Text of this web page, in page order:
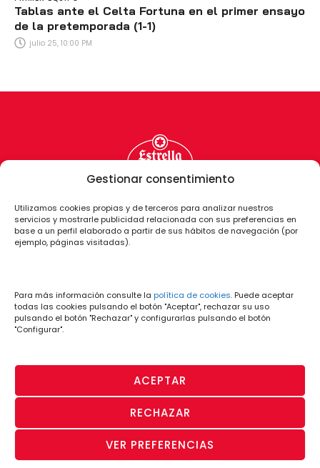
Gestionar consentimiento
Utilizamos cookies propias y de terceros para analizar nuestros
servicios y mostrarle publicidad relacionada con sus preferencias en
base a un perfil elaborado a partir de sus hábitos de navegación (por
ejemplo, páginas visitadas).
Para más información consulte la política de cookies. Puede aceptar
todas las cookies pulsando el botón "Aceptar", rechazar su uso
pulsando el botón "Rechazar" y configurarlas pulsando el botón
"Configurar".
ACEPTAR
RECHAZAR
VER PREFERENCIAS
Tablas ante el Celta Fortuna en el primer ensayo
de la pretemporada (1-1)
julio 25, 10:00 PM
Condiciones de
Uso
de
Cookies
Privacidad